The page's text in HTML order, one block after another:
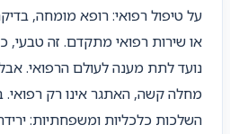
על טיפול רפואי: רופא מומחה,
או שירות רפואי מתקדם. זה טבעי,
נועד לתת מענה לעולם הרפואי.
מחלה קשה, האתגר אינו רק רפואי.
השלכות כלכליות ומשפחתיות: